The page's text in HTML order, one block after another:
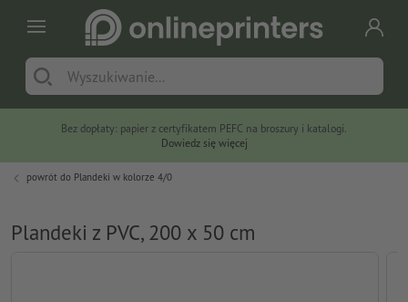
Bez dopłaty: papier z certyfikatem PEFC na broszury i katalogi.
Dowiedz się więcej
powrót do Plandeki w kolorze 4/0
Plandeki z PVC, 200 x 50 cm